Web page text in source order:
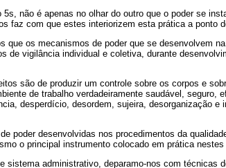
5s, não é apenas no olhar do outro que o poder se
faz com que estes interiorizem esta prática a ponto
que os mecanismos de poder que se desenvolvem
de vigilância individual e coletiva, durante
são de produzir um controle sobre os corpos e
de trabalho verdadeiramente saudável, seguro,
desperdício, desordem, sujeira, desorganização
poder desenvolvidas nos procedimentos da
o principal instrumento colocado em prática
sistema administrativo, deparamo-nos com técnicas